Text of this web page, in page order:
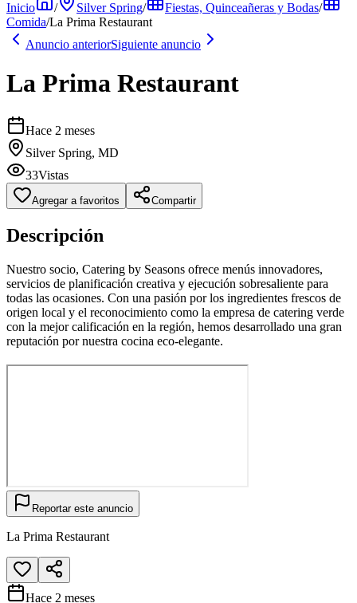
Inicio / Silver Spring/ Fiestas, Quinceañeras y Bodas/
Comida/La Prima Restaurant
Anuncio anteriorSiguiente anuncio
La Prima Restaurant
Hace 2 meses
Silver Spring, MD
33Vistas
Agregar a favoritos Compartir
Descripción
Nuestro socio, Catering by Seasons ofrece menús innovadores,
servicios de planificación creativa y ejecución sobresaliente para
todas las ocasiones. Con una pasión por los ingredientes frescos de
origen local y el reconocimiento como la empresa de catering verde
con la mejor calificación en la región, hemos desarrollado una gran
reputación por nuestra cocina eco-elegante.
Reportar este anuncio
La Prima Restaurant
Hace 2 meses